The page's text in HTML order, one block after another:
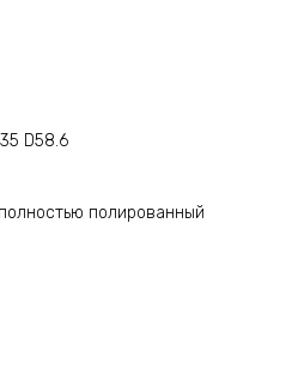
D58.6
полированный